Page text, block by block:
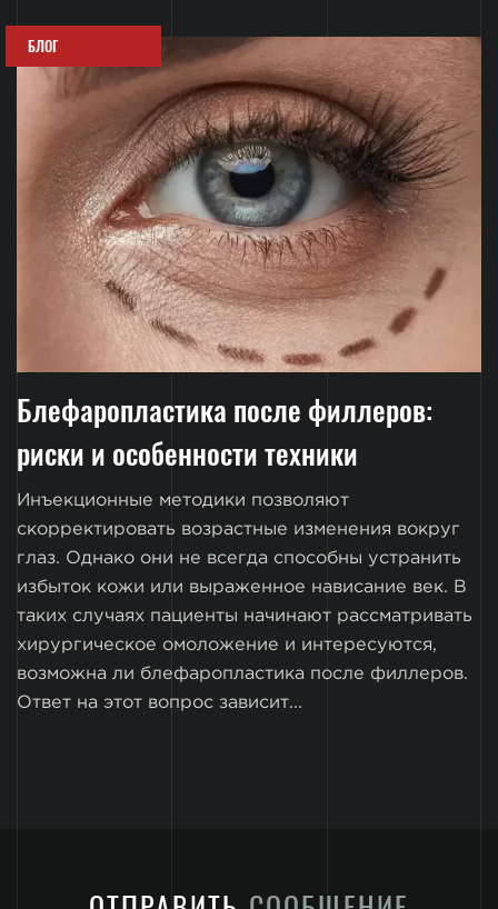
БЛОГ
Блефаропластика после филлеров:
риски и особенности техники
Инъекционные методики позволяют
скорректировать возрастные изменения вокруг
глаз. Однако они не всегда способны устранить
избыток кожи или выраженное нависание век. В
таких случаях пациенты начинают рассматривать
хирургическое омоложение и интересуются,
возможна ли блефаропластика после филлеров.
Ответ на этот вопрос зависит...